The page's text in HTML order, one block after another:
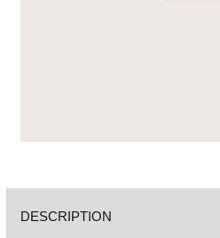
DESCRIPTION